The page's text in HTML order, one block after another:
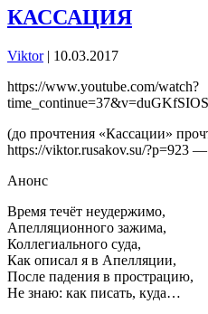
КАССАЦИЯ
Viktor | 10.03.2017
https://www.youtube.com/watch?
(до прочтения «Кассации»
https://viktor.rusakov.su/?p=923
Анонс
Время течёт неудержимо,
Апелляционного зажима,
Коллегиального суда,
Как описал я в Апелляции,
После падения в прострацию,
Не знаю: как писать, куда…